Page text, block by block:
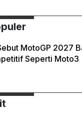
MotoGP 2027
Seperti Moto3